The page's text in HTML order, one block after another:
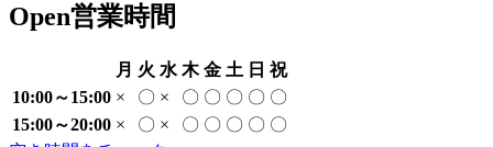
Open営業時間
月 火 水 木 金 土 日 祝
10:00～15:00 × 〇 × 〇 〇 〇 〇 〇
15:00～20:00 × 〇 × 〇 〇 〇 〇 〇